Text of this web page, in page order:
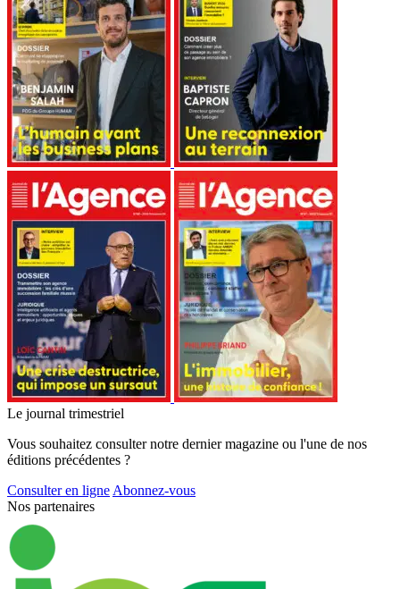
Le journal trimestriel
Vous souhaitez consulter notre dernier magazine ou l'une de nos
éditions précédentes ?
Consulter en ligne Abonnez-vous
Nos partenaires